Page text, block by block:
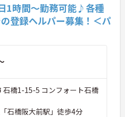
1時間～勤務可能♪各種
登録ヘルパー募集！＜パ
石橋1-15-5 コンフォート石橋
石橋阪大前駅」徒歩4分